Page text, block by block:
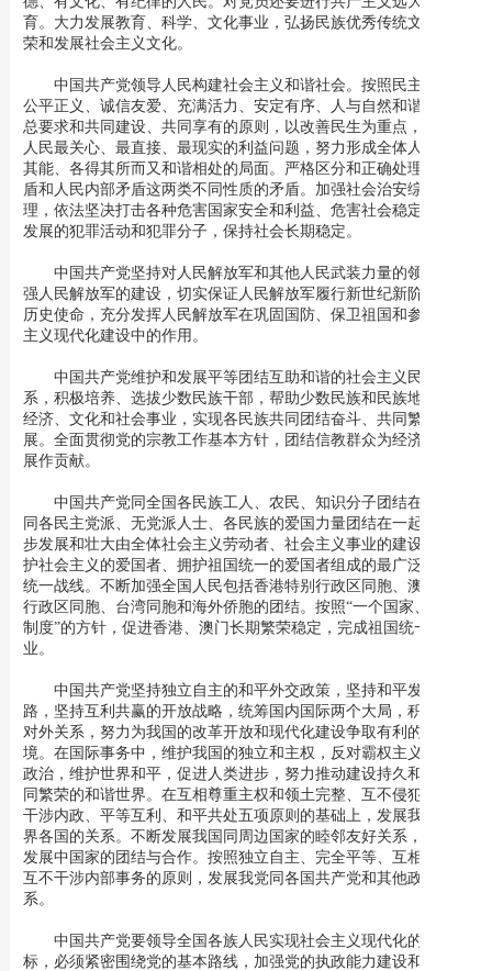
育。大力发展教育、科学、文化事业，弘扬民族优秀传统文化，繁
荣和发展社会主义文化。
中国共产党领导人民构建社会主义和谐社会。按照民主法治、
公平正义、诚信友爱、充满活力、安定有序、人与自然和谐相处的
总要求和共同建设、共同享有的原则，以改善民生为重点，解决好
人民最关心、最直接、最现实的利益问题，努力形成全体人民各尽
其能、各得其所而又和谐相处的局面。严格区分和正确处理敌我矛
盾和人民内部矛盾这两类不同性质的矛盾。加强社会治安综合治
理，依法坚决打击各种危害国家安全和利益、危害社会稳定和经济
发展的犯罪活动和犯罪分子，保持社会长期稳定。
中国共产党坚持对人民解放军和其他人民武装力量的领导，加
强人民解放军的建设，切实保证人民解放军履行新世纪新阶段军队
历史使命，充分发挥人民解放军在巩固国防、保卫祖国和参加社会
主义现代化建设中的作用。
中国共产党维护和发展平等团结互助和谐的社会主义民族关
系，积极培养、选拔少数民族干部，帮助少数民族和民族地区发展
经济、文化和社会事业，实现各民族共同团结奋斗、共同繁荣发
展。全面贯彻党的宗教工作基本方针，团结信教群众为经济社会发
展作贡献。
中国共产党同全国各民族工人、农民、知识分子团结在一起，
同各民主党派、无党派人士、各民族的爱国力量团结在一起，进一
步发展和壮大由全体社会主义劳动者、社会主义事业的建设者、拥
护社会主义的爱国者、拥护祖国统一的爱国者组成的最广泛的爱国
统一战线。不断加强全国人民包括香港特别行政区同胞、澳门特别
行政区同胞、台湾同胞和海外侨胞的团结。按照“一个国家、两种
制度”的方针，促进香港、澳门长期繁荣稳定，完成祖国统一大
业。
中国共产党坚持独立自主的和平外交政策，坚持和平发展道
路，坚持互利共赢的开放战略，统筹国内国际两个大局，积极发展
对外关系，努力为我国的改革开放和现代化建设争取有利的国际环
境。在国际事务中，维护我国的独立和主权，反对霸权主义和强权
政治，维护世界和平，促进人类进步，努力推动建设持久和平、共
同繁荣的和谐世界。在互相尊重主权和领土完整、互不侵犯、互不
干涉内政、平等互利、和平共处五项原则的基础上，发展我国同世
界各国的关系。不断发展我国同周边国家的睦邻友好关系，加强同
发展中国家的团结与合作。按照独立自主、完全平等、互相尊重、
互不干涉内部事务的原则，发展我党同各国共产党和其他政党的关
系。
中国共产党要领导全国各族人民实现社会主义现代化的宏伟目
标，必须紧密围绕党的基本路线，加强党的执政能力建设和先进性